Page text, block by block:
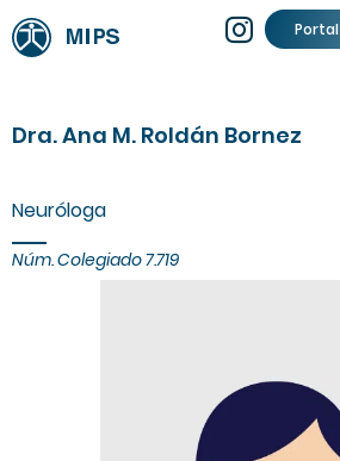
Portal
Dra. Ana M. Roldán Bornez
Neuróloga
Núm. Colegiado 7.719